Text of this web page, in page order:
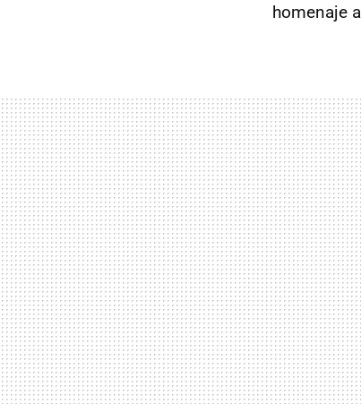
homenaje